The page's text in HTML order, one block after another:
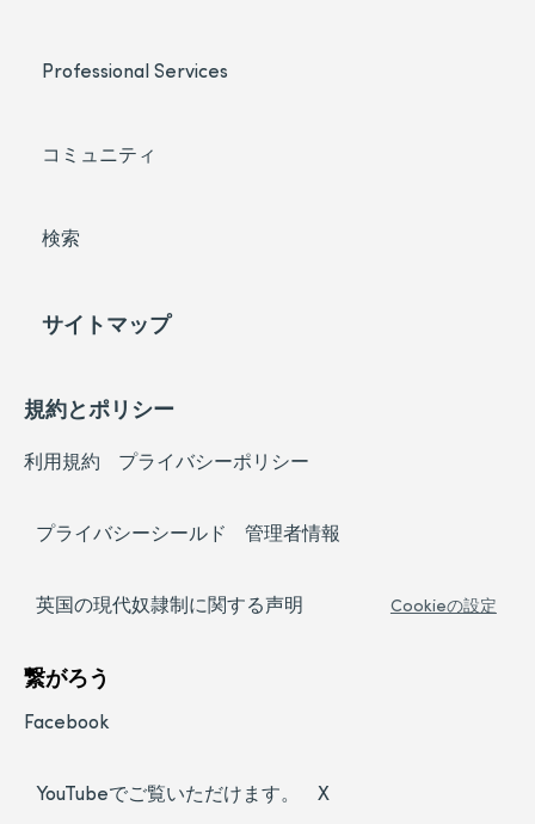
Professional Services
コミュニティ
検索
サイトマップ
規約とポリシー
利用規約 プライバシーポリシー
プライバシーシールド 管理者情報
英国の現代奴隷制に関する声明 Cookieの設定
繋がろう
Facebook
YouTubeでご覧いただけます。 X